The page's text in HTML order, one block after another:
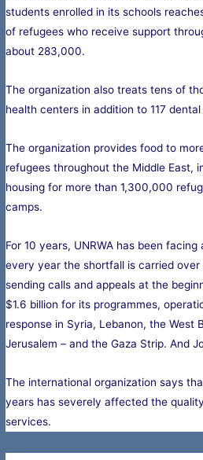
students enrolled in its schools
of refugees who receive support
about 283,000.
The organization also treats tens of
health centers in addition to 117
The organization provides food to
refugees throughout the Middle East,
housing for more than 1,300,000
camps.
For 10 years, UNRWA has been
every year the shortfall is carried
sending calls and appeals at the
$1.6 billion for its programmes,
response in Syria, Lebanon, the West
Jerusalem – and the Gaza Strip. And
The international organization says
years has severely affected the
services.